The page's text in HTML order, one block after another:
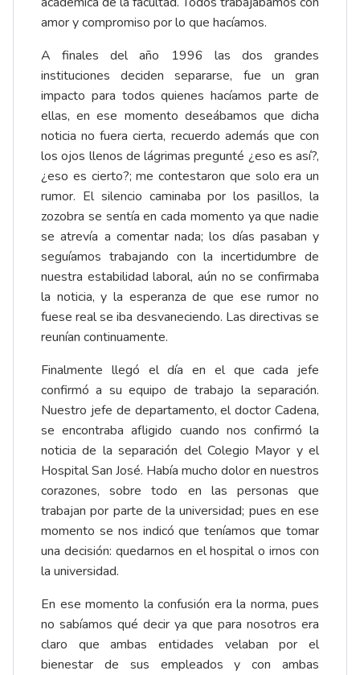
amor y compromiso por lo que hacíamos.
A finales del año 1996 las dos grandes
instituciones deciden separarse, fue un gran
impacto para todos quienes hacíamos parte de
ellas, en ese momento deseábamos que dicha
noticia no fuera cierta, recuerdo además que con
los ojos llenos de lágrimas pregunté ¿eso es así?,
¿eso es cierto?; me contestaron que solo era un
rumor. El silencio caminaba por los pasillos, la
zozobra se sentía en cada momento ya que nadie
se atrevía a comentar nada; los días pasaban y
seguíamos trabajando con la incertidumbre de
nuestra estabilidad laboral, aún no se confirmaba
la noticia, y la esperanza de que ese rumor no
fuese real se iba desvaneciendo. Las directivas se
reunían continuamente.
Finalmente llegó el día en el que cada jefe
confirmó a su equipo de trabajo la separación.
Nuestro jefe de departamento, el doctor Cadena,
se encontraba afligido cuando nos confirmó la
noticia de la separación del Colegio Mayor y el
Hospital San José. Había mucho dolor en nuestros
corazones, sobre todo en las personas que
trabajan por parte de la universidad; pues en ese
momento se nos indicó que teníamos que tomar
una decisión: quedarnos en el hospital o irnos con
la universidad.
En ese momento la confusión era la norma, pues
no sabíamos qué decir ya que para nosotros era
claro que ambas entidades velaban por el
bienestar de sus empleados y con ambas